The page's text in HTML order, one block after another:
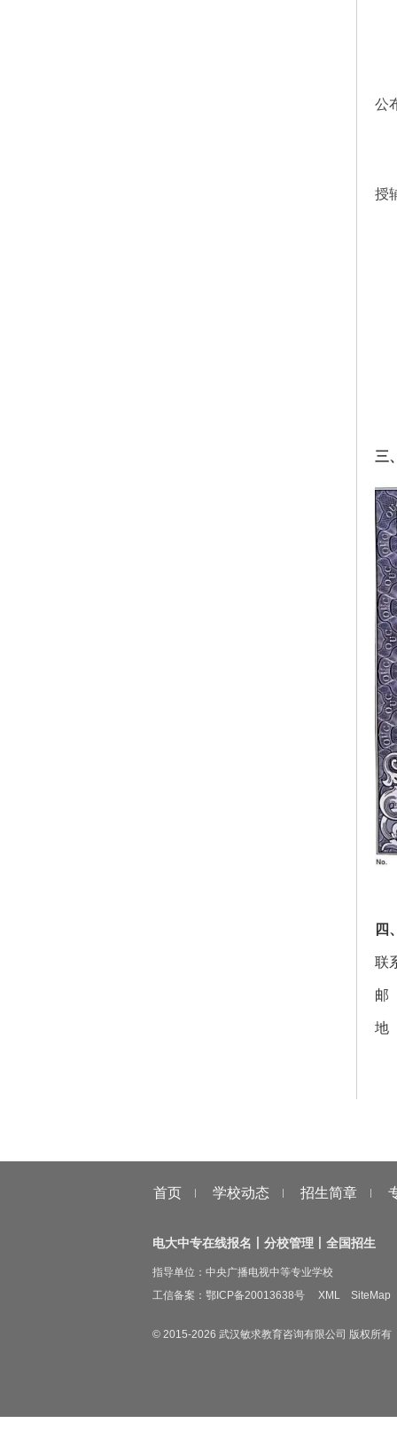
公
授
三
四
联
邮
地
首页 学校动态 招生简章
电大中专在线报名丨分校管理丨全国招生
指导单位：中央广播电视中等专业学校
工信备案： 鄂ICP备20013638号 XML SiteMap
© 2015-2026 武汉敏求教育咨询有限公司 版权所有